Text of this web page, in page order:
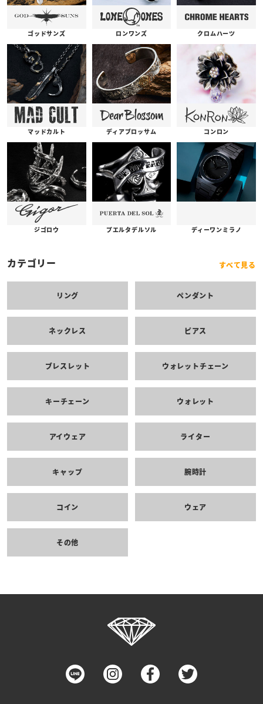
ゴッドサンズ ロンワンズ クロムハーツ
マッドカルト ディアブロッサム コンロン
ジゴロウ プエルタデルソル ディーワンミラノ
カテゴリー すべて見る
リング ペンダント
ネックレス ピアス
ブレスレット ウォレットチェーン
キーチェーン ウォレット
アイウェア ライター
キャップ 腕時計
コイン ウェア
その他